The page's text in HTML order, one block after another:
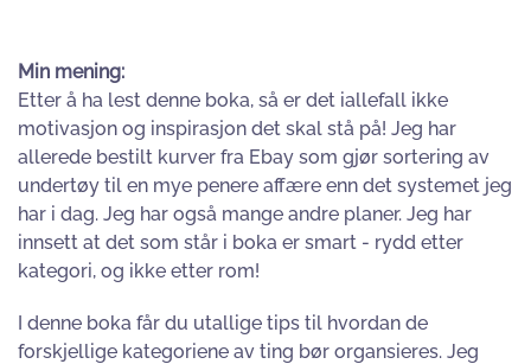
Min mening:
Etter å ha lest denne boka, så er det iallefall ikke
motivasjon og inspirasjon det skal stå på! Jeg har
allerede bestilt kurver fra Ebay som gjør sortering av
undertøy til en mye penere affære enn det systemet jeg
har i dag. Jeg har også mange andre planer. Jeg har
innsett at det som står i boka er smart - rydd etter
kategori, og ikke etter rom!
I denne boka får du utallige tips til hvordan de
forskjellige kategoriene av ting bør organsieres. Jeg